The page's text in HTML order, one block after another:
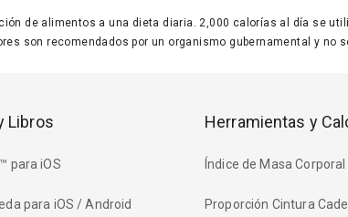
de alimentos a una dieta diaria. 2,000 calorías al día se
son recomendados por un organismo gubernamental y no
Libros
para iOS
para iOS / Android
Herramientas y
Índice de Masa Corporal
Proporción Cintura